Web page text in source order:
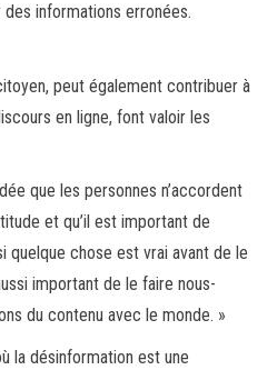
informations erronées.
peut également contribuer à
en ligne, font valoir les
que les personnes n’accordent
et qu’il est important de
quelque chose est vrai avant de le
important de le faire nous-
du contenu avec le monde. »
la désinformation est une